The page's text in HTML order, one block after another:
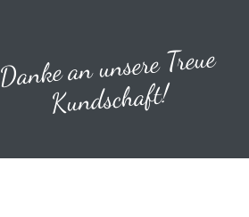
Danke an unsere Treue
Kundschaft!